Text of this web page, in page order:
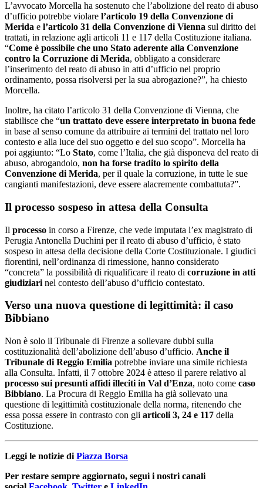
L’avvocato Morcella ha sostenuto che l’abolizione del reato di abuso
d’ufficio potrebbe violare l’articolo 19 della Convenzione di
Merida e l’articolo 31 della Convenzione di Vienna sul diritto dei
trattati, in relazione agli articoli 11 e 117 della Costituzione italiana.
“Come è possibile che uno Stato aderente alla Convenzione
contro la Corruzione di Merida, obbligato a considerare
l’inserimento del reato di abuso in atti d’ufficio nel proprio
ordinamento, possa risolversi per la sua abrogazione?”, ha chiesto
Morcella.
Inoltre, ha citato l’articolo 31 della Convenzione di Vienna, che
stabilisce che “un trattato deve essere interpretato in buona fede
in base al senso comune da attribuire ai termini del trattato nel loro
contesto e alla luce del suo oggetto e del suo scopo”. Morcella ha
poi aggiunto: “Lo Stato, come l’Italia, che già disponeva del reato di
abuso, abrogandolo, non ha forse tradito lo spirito della
Convenzione di Merida, per il quale la corruzione, in tutte le sue
cangianti manifestazioni, deve essere alacremente combattuta?”.
Il processo sospeso in attesa della Consulta
Il processo in corso a Firenze, che vede imputata l’ex magistrato di
Perugia Antonella Duchini per il reato di abuso d’ufficio, è stato
sospeso in attesa della decisione della Corte Costituzionale. I giudici
fiorentini, nell’ordinanza di rimessione, hanno considerato
“concreta” la possibilità di riqualificare il reato di corruzione in atti
giudiziari nel contesto dell’abuso d’ufficio contestato.
Verso una nuova questione di legittimità: il caso
Bibbiano
Non è solo il Tribunale di Firenze a sollevare dubbi sulla
costituzionalità dell’abolizione dell’abuso d’ufficio. Anche il
Tribunale di Reggio Emilia potrebbe inviare una simile richiesta
alla Consulta. Infatti, il 7 ottobre 2024 è atteso il parere relativo al
processo sui presunti affidi illeciti in Val d’Enza, noto come caso
Bibbiano. La Procura di Reggio Emilia ha già sollevato una
questione di legittimità costituzionale della norma, ritenendo che
essa possa essere in contrasto con gli articoli 3, 24 e 117 della
Costituzione.
Leggi le notizie di Piazza Borsa
Per restare sempre aggiornato, segui i nostri canali